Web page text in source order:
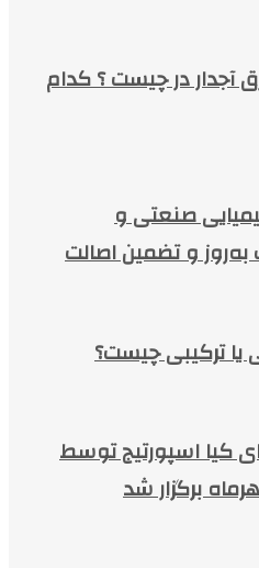
آجدار در چیست ؟ کدام
صنعتی و
و تضمین اصالت
ترکیبی چیست؟
کیا اسپورتیج توسط
برگزار شد